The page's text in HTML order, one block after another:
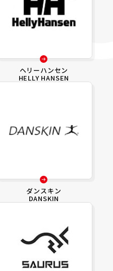
ヘリーハンセン
HELLY HANSEN
ダンスキン
DANSKIN